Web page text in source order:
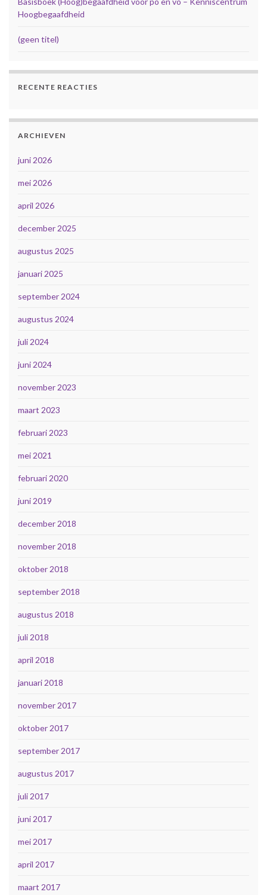
Hoogbegaafdheid
(geen titel)
RECENTE REACTIES
ARCHIEVEN
juni 2026
mei 2026
april 2026
december 2025
augustus 2025
januari 2025
september 2024
augustus 2024
juli 2024
juni 2024
november 2023
maart 2023
februari 2023
mei 2021
februari 2020
juni 2019
december 2018
november 2018
oktober 2018
september 2018
augustus 2018
juli 2018
april 2018
januari 2018
november 2017
oktober 2017
september 2017
augustus 2017
juli 2017
juni 2017
mei 2017
april 2017
maart 2017